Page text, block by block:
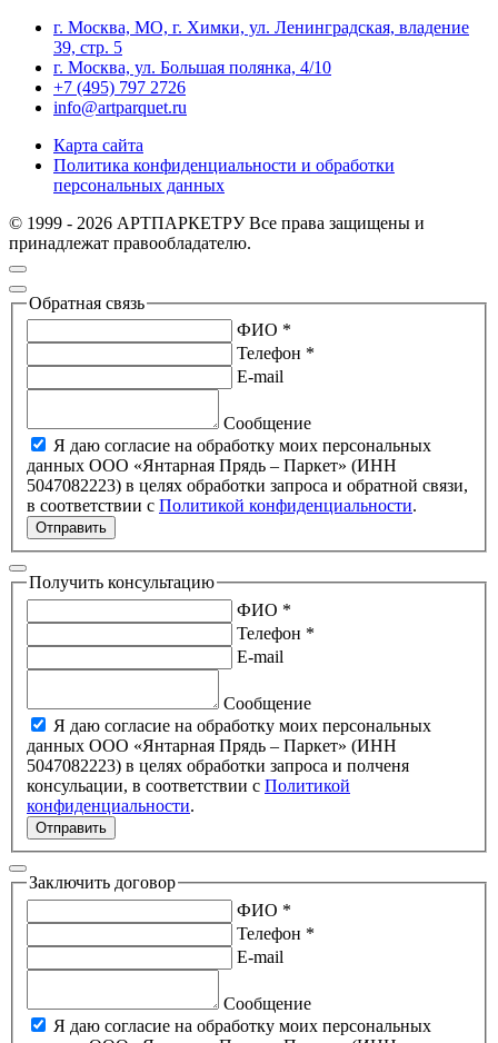
г. Москва, МО, г. Химки, ул. Ленинградская, владение
39, стр. 5
г. Москва, ул. Большая полянка, 4/10
+7 (495) 797 2726
info@artparquet.ru
Карта сайта
Политика конфиденциальности и обработки
персональных данных
© 1999 - 2026 АРТПАРКЕТРУ Все права защищены и
принадлежат правообладателю.
Обратная связь
ФИО *
Телефон *
E-mail
Сообщение
Я даю согласие на обработку моих персональных
данных ООО «Янтарная Прядь – Паркет» (ИНН
5047082223) в целях обработки запроса и обратной связи,
в соответствии с Политикой конфиденциальности.
Отправить
Получить консультацию
ФИО *
Телефон *
E-mail
Сообщение
Я даю согласие на обработку моих персональных
данных ООО «Янтарная Прядь – Паркет» (ИНН
5047082223) в целях обработки запроса и полченя
консульации, в соответствии с Политикой
конфиденциальности.
Отправить
Заключить договор
ФИО *
Телефон *
E-mail
Сообщение
Я даю согласие на обработку моих персональных